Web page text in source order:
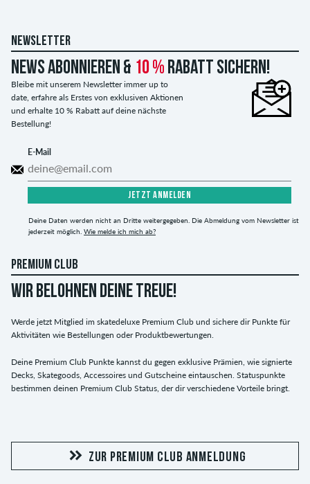
NEWSLETTER
News abonnieren & 10 % Rabatt sichern!
Bleibe mit unserem Newsletter immer up to
date, erfahre als Erstes von exklusiven Aktionen
und erhalte 10 % Rabatt auf deine nächste
Bestellung!
E-Mail
JETZT ANMELDEN
Deine Daten werden nicht an Dritte weitergegeben. Die Abmeldung vom Newsletter ist
jederzeit möglich. Wie melde ich mich ab?
PREMIUM CLUB
WIR BELOHNEN DEINE TREUE!
Werde jetzt Mitglied im skatedeluxe Premium Club und sichere dir Punkte für
Aktivitäten wie Bestellungen oder Produktbewertungen.
Deine Premium Club Punkte kannst du gegen exklusive Prämien, wie signierte
Decks, Skategoods, Accessoires und Gutscheine eintauschen. Statuspunkte
bestimmen deinen Premium Club Status, der dir verschiedene Vorteile bringt.
ZUR PREMIUM CLUB ANMELDUNG